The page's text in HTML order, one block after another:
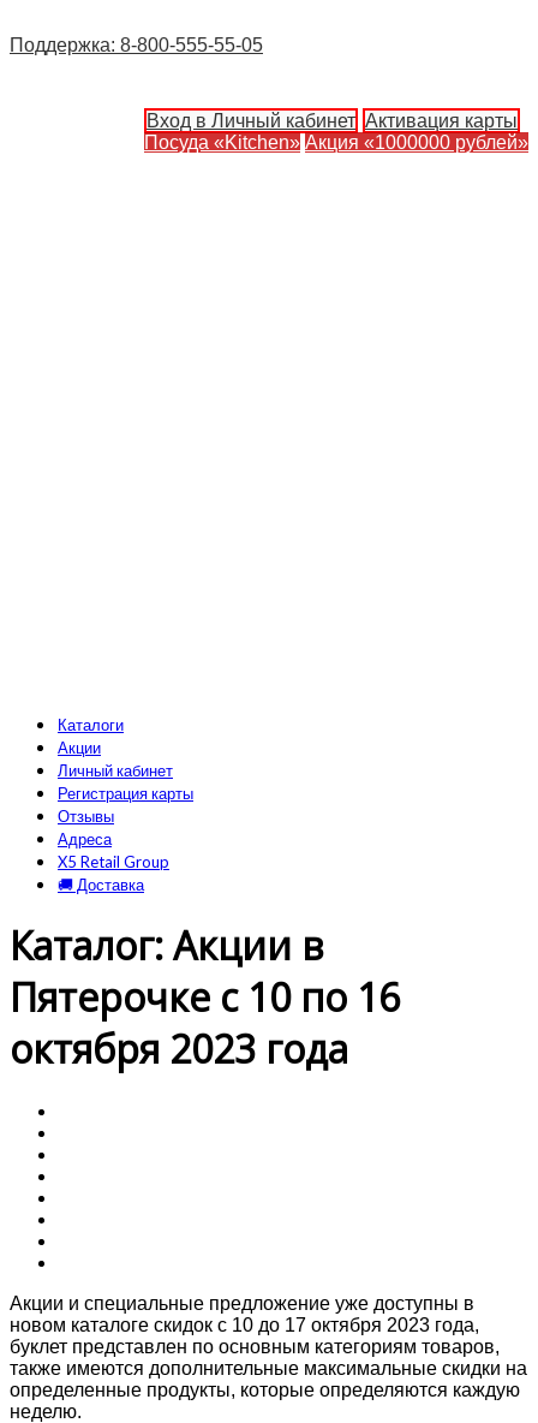
Поддержка: 8-800-555-55-05
Вход в Личный кабинет Активация карты
Посуда «Kitchen» Акция «1000000 рублей»
Каталоги
Акции
Личный кабинет
Регистрация карты
Отзывы
Адреса
X5 Retail Group
🚚 Доставка
Каталог: Акции в
Пятерочке с 10 по 16
октября 2023 года
Акции и специальные предложение уже доступны в
новом каталоге скидок с 10 до 17 октября 2023 года,
буклет представлен по основным категориям товаров,
также имеются дополнительные максимальные скидки на
определенные продукты, которые определяются каждую
неделю.